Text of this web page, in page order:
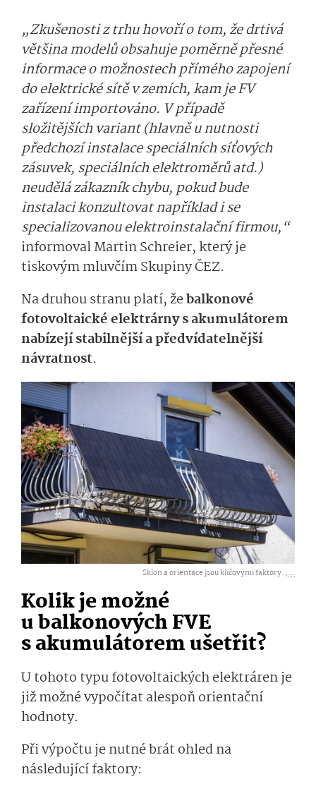
„Zkušenosti z trhu hovoří o tom, že drtivá
většina modelů obsahuje poměrně přesné
informace o možnostech přímého zapojení
do elektrické sítě v zemích, kam je FV
zařízení importováno. V případě
složitějších variant (hlavně u nutnosti
předchozí instalace speciálních síťových
zásuvek, speciálních elektroměrů atd.)
neudělá zákazník chybu, pokud bude
instalaci konzultovat například i se
specializovanou elektroinstalační firmou,“
informoval Martin Schreier, který je
tiskovým mluvčím Skupiny ČEZ.
Na druhou stranu platí, žebalkonové
fotovoltaické elektrárny s akumulátorem
nabízejí stabilnější a předvídatelnější
návratnost.
Sklon a orientace jsou klíčovými faktory. ,...
Kolik je možné
u balkonových FVE
s akumulátorem ušetřit?
U tohoto typu fotovoltaických elektráren je
již možné vypočítat alespoň orientační
hodnoty.
Při výpočtu je nutné brát ohled na
následující faktory: